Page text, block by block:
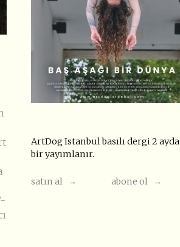
ArtDog Istanbul basılı dergi 2 ayda
bir yayımlanır.
satın al → abone ol →